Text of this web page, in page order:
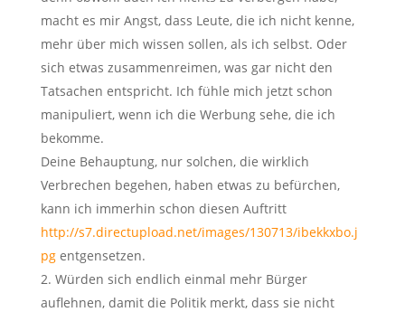
macht es mir Angst, dass Leute, die ich nicht kenne,
mehr über mich wissen sollen, als ich selbst. Oder
sich etwas zusammenreimen, was gar nicht den
Tatsachen entspricht. Ich fühle mich jetzt schon
manipuliert, wenn ich die Werbung sehe, die ich
bekomme.
Deine Behauptung, nur solchen, die wirklich
Verbrechen begehen, haben etwas zu befürchen,
kann ich immerhin schon diesen Auftritt
http://s7.directupload.net/images/130713/ibekkxbo.j
pgentgensetzen.
2. Würden sich endlich einmal mehr Bürger
auflehnen, damit die Politik merkt, dass sie nicht